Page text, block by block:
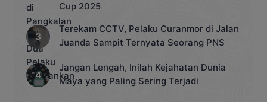
Cup 2025
Terekam CCTV, Pelaku Curanmor di Jalan
Juanda Sampit Ternyata Seorang PNS
Jangan Lengah, Inilah Kejahatan Dunia
Maya yang Paling Sering Terjadi